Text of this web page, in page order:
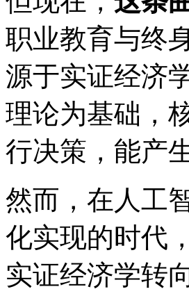
职业教育与终
源于实证经济
理论为基础，
行决策，能产
然而，在人工
化实现的时代
实证经济学转